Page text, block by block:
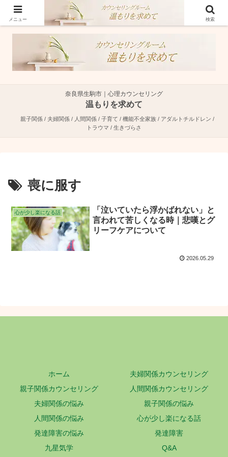
奈良県生駒市で親子関係・夫婦関係・人間関係に特化した心理カウンセラーで
す。
奈良県生駒市｜心理カウンセリング
温もりを求めて
親子関係 / 夫婦関係 / 人間関係 / 子育て / 機能不全家族 / アダルトチルドレン /
トラウマ / 生きづらさ
喪に服す
心が少し楽になる話
「泣いていたら浮かばれない」と
言われて苦しくなる時｜悲嘆とグ
リーフケアについて
2026.05.29
ホーム
夫婦関係カウンセリング
親子関係カウンセリング
人間関係カウンセリング
夫婦関係の悩み
親子関係の悩み
人間関係の悩み
心が少し楽になる話
発達障害の悩み
発達障害
九星気学
Q&A
メニュー 検索